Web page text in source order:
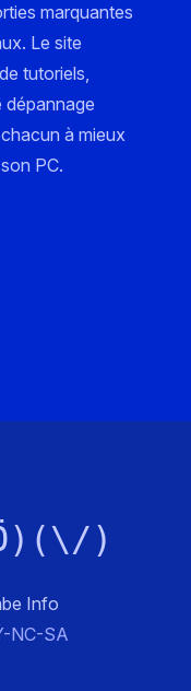
marquantes
Le site
tutoriels,
dépannage
à mieux
PC.
)
Info
NC-SA